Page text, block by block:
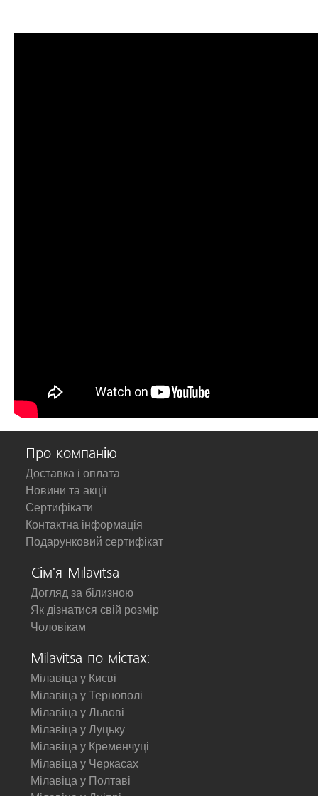
Про компанію
Доставка і оплата
Новини та акції
Сертифікати
Контактна інформація
Подарунковий сертифікат
Сім'я Milavitsa
Догляд за білизною
Як дізнатися свій розмір
Чоловікам
Milavitsa по містах:
Мілавіца у Києві
Мілавіца у Тернополі
Мілавіца у Львові
Мілавіца у Луцьку
Мілавіца у Кременчуці
Мілавіца у Черкасах
Мілавіца у Полтаві